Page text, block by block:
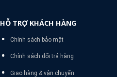
HỖ TRỢ KHÁCH HÀNG
Chính sách bảo mật
Chính sách đổi trả hàng
Giao hàng & vận chuyển